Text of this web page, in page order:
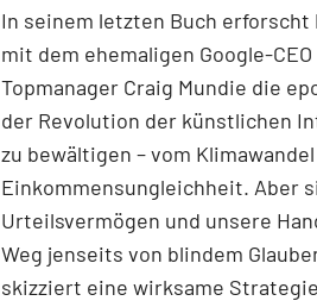
In seinem letzten Buch
mit dem ehemaligen Google-
Topmanager Craig Mundie die
der Revolution der künstlichen
zu bewältigen – vom
Einkommensungleichheit. Aber
Urteilsvermögen und unsere
Weg jenseits von blindem
skizziert eine wirksame